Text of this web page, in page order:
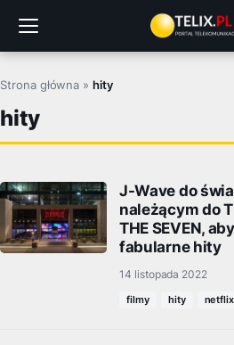
treści
Strona główna »hity
hity
J-Wave do
należącym do
THE SEVEN,
fabularne hity
14 listopada 2022
filmy hity netflix